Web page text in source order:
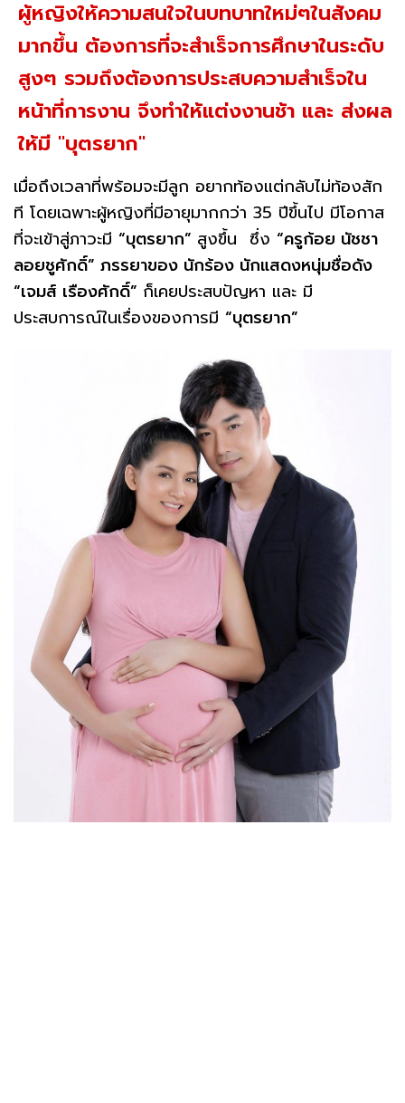
ผู้หญิงให้ความสนใจในบทบาทใหม่ๆในสังคม
มากขึ้น ต้องการที่จะสำเร็จการศึกษาในระดับ
สูงๆ รวมถึงต้องการประสบความสำเร็จใน
หน้าที่การงาน จึงทำให้แต่งงานช้า และ ส่งผล
ให้มี "บุตรยาก"
เมื่อถึงเวลาที่พร้อมจะมีลูก อยากท้องแต่กลับไม่ท้องสัก
ที โดยเฉพาะผู้หญิงที่มีอายุมากกว่า 35 ปีขึ้นไป มีโอกาส
ที่จะเข้าสู่ภาวะมี “บุตรยาก” สูงขึ้น ซึ่ง “ครูก้อย นัชชา
ลอยชูศักดิ์” ภรรยาของ นักร้อง นักแสดงหนุ่มชื่อดัง
“เจมส์ เรืองศักดิ์” ก็เคยประสบปัญหา และ มี
ประสบการณ์ในเรื่องของการมี “บุตรยาก”